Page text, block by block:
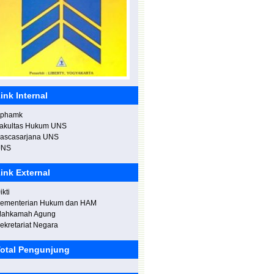
Peresmian Gedung "Budi Tjahjono" di
Politeknik Negeri Madiun.
Kuliah Umum di Institusi Seni
(ISI) Denpasar
Internal
Hukum UNS
UNS
External
Hukum dan HAM
Agung
Negara
Pengunjung